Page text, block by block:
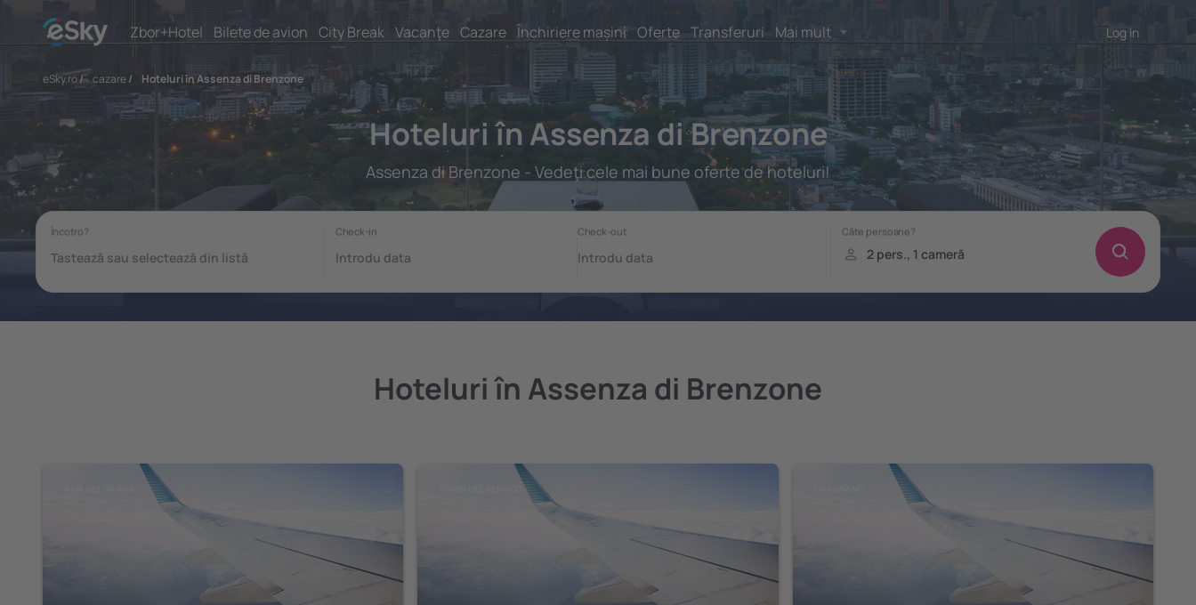
Zbor+Hotel Bilete de avion City Break Vacanţe Cazare Închiriere mașini Oferte Transferuri Mai mult Log in
eSky.ro/ cazare/ Hoteluri în Assenza di Brenzone
Hoteluri în Assenza di Brenzone
Assenza di Brenzone - Vedeţi cele mai bune oferte de hoteluri!
Hoteluri în Assenza di Brenzone